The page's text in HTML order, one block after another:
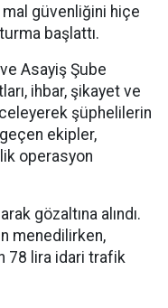
güvenliğini hiçe
başlattı.
Asayiş Şube
ihbar, şikayet ve
şüphelilerin
ekipler,
operasyon
gözaltına alındı.
menedilirken,
78 lira idari trafik